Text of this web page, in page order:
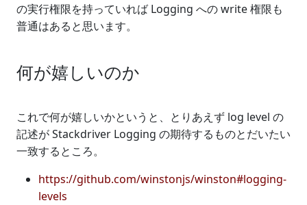
の実行権限を持っていれば Logging への write 権限も
普通はあると思います。
何が嬉しいのか
これで何が嬉しいかというと、とりあえず log level の
記述が Stackdriver Logging の期待するものとだいたい
一致するところ。
https://github.com/winstonjs/winston#logging-
levels